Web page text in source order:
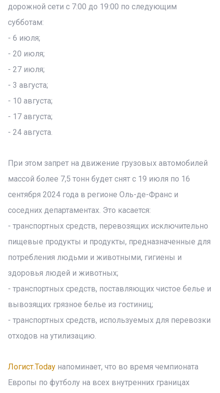
дорожной сети с 7:00 до 19:00 по следующим
субботам:
- 6 июля;
- 20 июля;
- 27 июля;
- 3 августа;
- 10 августа;
- 17 августа;
- 24 августа.
При этом запрет на движение грузовых автомобилей
массой более 7,5 тонн будет снят с 19 июля по 16
сентября 2024 года в регионе Оль-де-Франс и
соседних департаментах. Это касается:
- транспортных средств, перевозящих исключительно
пищевые продукты и продукты, предназначенные для
потребления людьми и животными, гигиены и
здоровья людей и животных;
- транспортных средств, поставляющих чистое белье и
вывозящих грязное белье из гостиниц;
- транспортных средств, используемых для перевозки
отходов на утилизацию.
Логист.Today напоминает, что во время чемпионата
Европы по футболу на всех внутренних границах